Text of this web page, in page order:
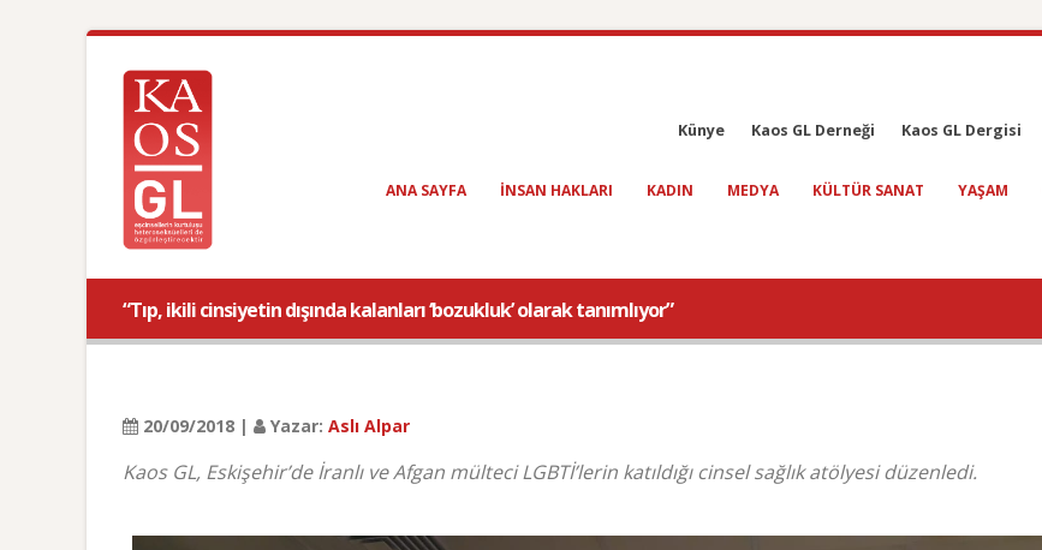
Künye Kaos GL Derneği Kaos GL Dergisi
ANA SAYFA INSAN HAKLARI KADIN MEDYA KÜLTÜR SANAT YAŞAM
“Tıp, ikili cinsiyetin dışında kalanları ‘bozukluk’ olarak tanımlıyor”
20/09/2018 | Yazar: Aslı Alpar
Kaos GL, Eskişehir’de İranlı ve Afgan mülteci LGBTİ’lerin katıldığı cinsel sağlık atölyesi düzenledi.